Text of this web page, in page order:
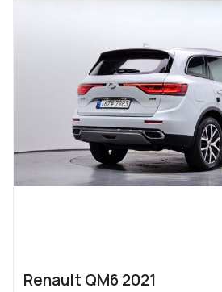
Renault QM6 2021